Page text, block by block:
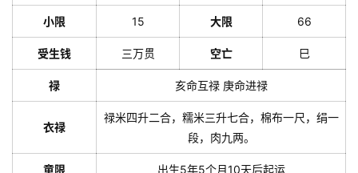
小限 15 大限 66
受生钱 三万贯 空亡 巳
禄 亥命互禄 庚命进禄
衣禄
禄米四升二合，糯米三升七合，棉布一尺，绢一
段，肉九两。
童限 出生5年5个月10天后起运